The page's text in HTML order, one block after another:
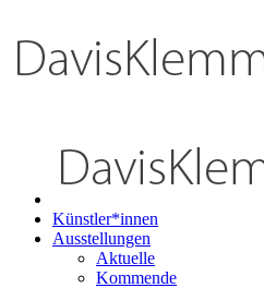
Künstler*innen
Ausstellungen
Aktuelle
Kommende